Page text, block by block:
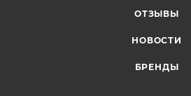
ОТЗЫВЫ
НОВОСТИ
БРЕНДЫ